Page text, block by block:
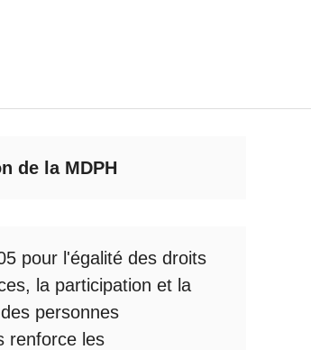
de la MDPH
pour l'égalité des droits
la participation et la
personnes
renforce les